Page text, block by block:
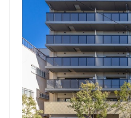
8階８０５
170,000円
1.0ヶ月